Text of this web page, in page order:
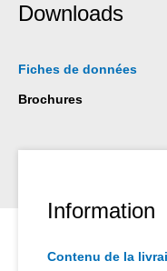
instruments de mesure,
Downloads
Fiches de données
Brochures
Information
Contenu de la